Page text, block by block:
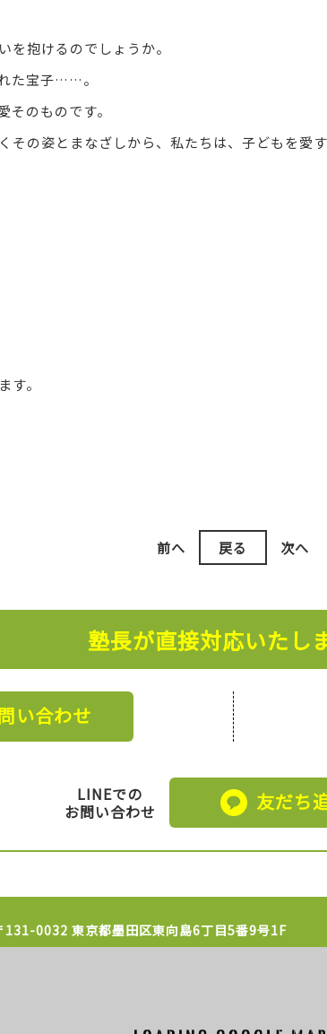
を抱けるのでしょうか。
た宝子……。
のものです。
その姿とまなざしから、私たちは、子どもを愛
す。
前へ 戻る 次へ
塾長が直接対応いたし
い合わせ
LINEでの
お問い合わせ
友だち
131-0032 東京都墨田区東向島6丁目5番9号1F